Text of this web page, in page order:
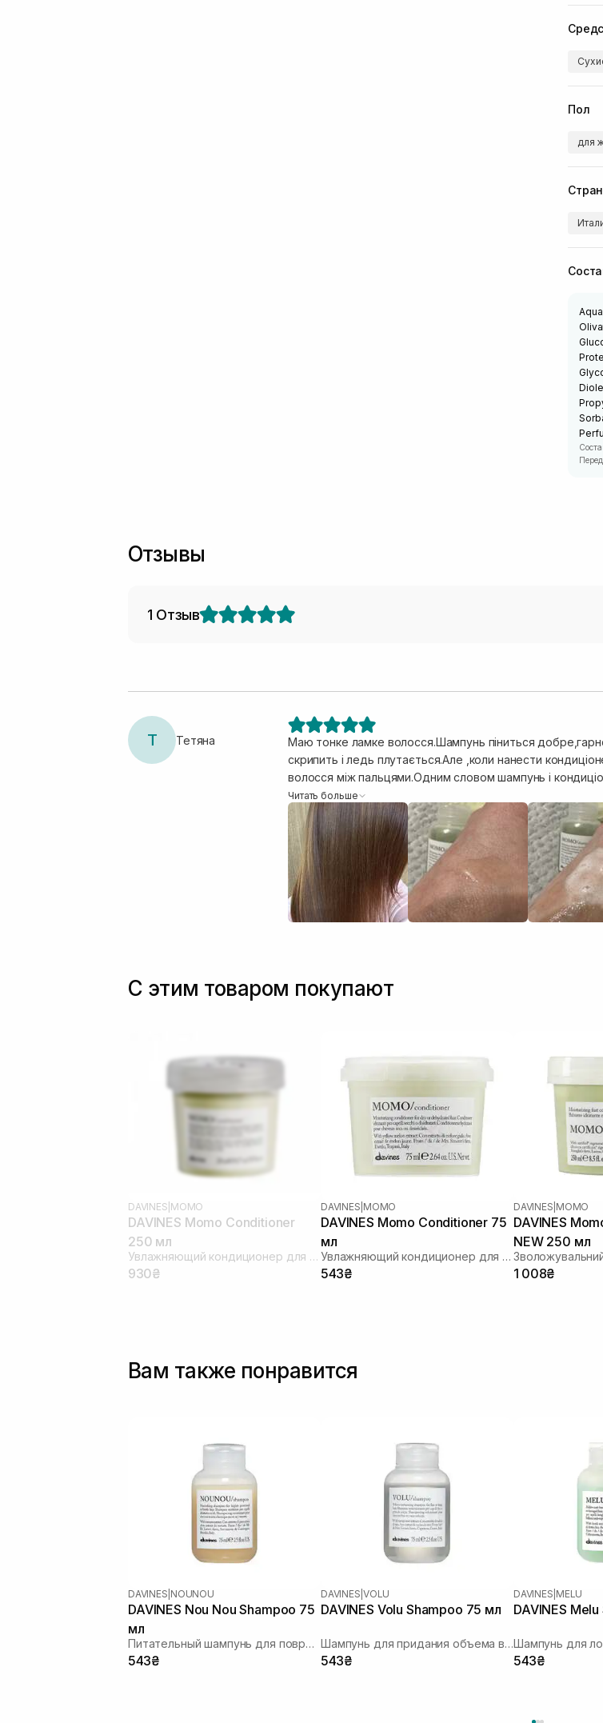
Пол
для
Отзывы
1 Отзыв
Т Тетяна
Маю тонке ламке волосся.Шампунь піниться
скрипить і ледь плутається.Але ,коли нанести
волосся між пальцями.Одним словом шампунь і
насичений травʼяний аромат,трохи відрізняється від
Читать больше
С этим товаром покупают
DAVINES MOMO
DAVINES Momo Conditioner
250 мл
Увлажняющий кондиционер для сухих и обезвоженных волос
930₴
DAVINES MOMO
DAVINES Momo Conditioner 75
мл
Увлажняющий кондиционер для сухих и обезвоженных волос
543₴
DAVINES MOMO
DAVINES
NEW 250 мл
1 008₴
Вам также понравится
DAVINES NOUNOU
DAVINES Nou Nou Shampoo 75
мл
Питательный шампунь для поврежденных волос
543₴
DAVINES |VOLU
DAVINES Volu Shampoo 75 мл
Шампунь для придания объема волос
543₴
DAVINES MELU
DAVINES
Шампунь для
543₴